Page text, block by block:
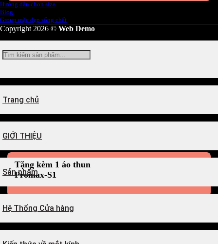
Tặng kèm 1 áo thun
Promax-S1
Hướng dẫn chọn size
Blog
Group mặc đẹp sống chất
Copyright 2026 © Web Demo
Tìm
Trang chủ
GIỚI THIỆU
Sản phẩm
Hệ Thống Cửa hàng